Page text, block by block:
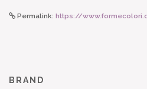
Permalink: https://www.formecolori.com:443/it_it/shop/borse_e_zaini/
BRAND